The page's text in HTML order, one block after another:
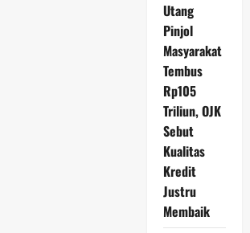
Utang
Pinjol
Masyarakat
Tembus
Rp105
Triliun, OJK
Sebut
Kualitas
Kredit
Justru
Membaik